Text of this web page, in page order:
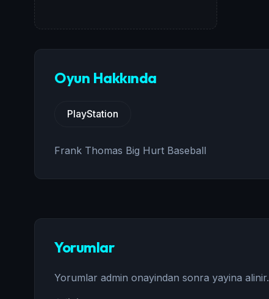
Oyun Hakkında
PlayStation
Frank Thomas Big Hurt Baseball
Yorumlar
Yorumlar admin onayindan sonra yayina alinir.